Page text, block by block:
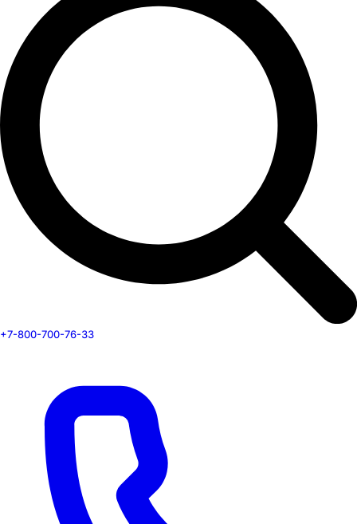
+7-800-700-76-33